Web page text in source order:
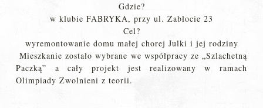
Gdzie?
w klubie FABRYKA, przy ul. Zabłocie 23
Cel?
wyremontowanie domu małej chorej Julki i jej rodziny
Mieszkanie zostało wybrane we współpracy ze „Szlachetną
Paczką” a cały projekt jest realizowany w ramach
Olimpiady Zwolnieni z teorii.